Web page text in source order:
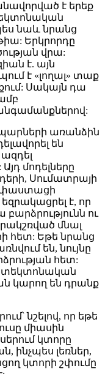
է երեք
նաև նրանց
Երկրորդը
վրա:
է. այն
է «լողալ» տաք
Սակայն դա
առանձին
են
մոդելները
Սումատրայի
փաստացի
է, որ
ու
մնալ
հետ: Եթե նրանց
են, նույնը
հետ:
տեկտոնական
կարող են դրանք
նշելով, որ եթե
միասին
կտորը
ինչպես լեռներ,
կտորի շփումը